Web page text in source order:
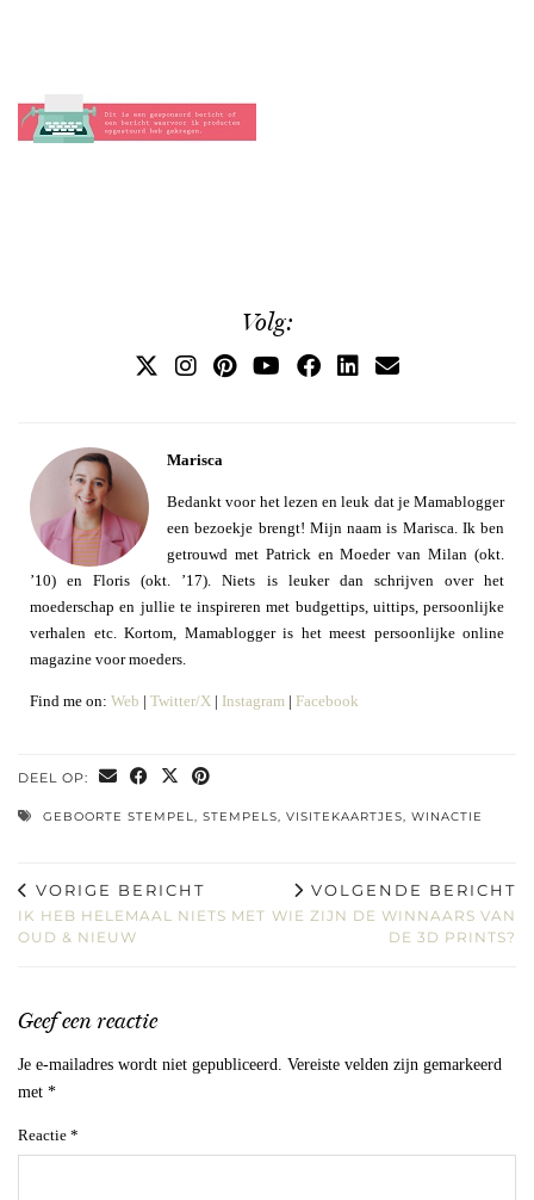
Volg:
Marisca
Bedankt voor het lezen en leuk dat je Mamablogger
een bezoekje brengt! Mijn naam is Marisca. Ik ben
getrouwd met Patrick en Moeder van Milan (okt.
’10) en Floris (okt. ’17). Niets is leuker dan schrijven over het
moederschap en jullie te inspireren met budgettips, uittips, persoonlijke
verhalen etc. Kortom, Mamablogger is het meest persoonlijke online
magazine voor moeders.
Find me on: Web | Twitter/X | Instagram | Facebook
DEEL OP:
GEBOORTE STEMPEL, STEMPELS, VISITEKAARTJES, WINACTIE
VORIGE BERICHT
IK HEB HELEMAAL NIETS MET
OUD & NIEUW
VOLGENDE BERICHT
WIE ZIJN DE WINNAARS VAN
DE 3D PRINTS?
Geef een reactie
Je e-mailadres wordt niet gepubliceerd. Vereiste velden zijn gemarkeerd
met *
Reactie *